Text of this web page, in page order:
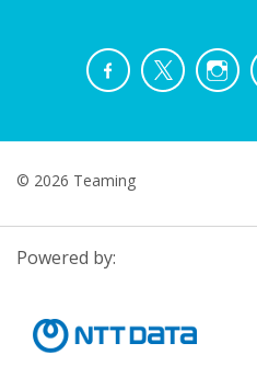
© 2026 Teaming
Powered by: